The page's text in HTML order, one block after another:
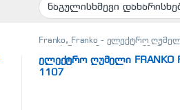
Franko, Franko - ელექტრო
ტექნიკა
ელექტრო ღუმელი FRANKO
1107